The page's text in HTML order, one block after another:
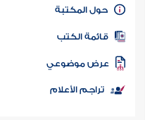
كتاب الأمة
المكتبة
الكتب
موضوعي